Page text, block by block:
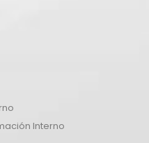
Interno